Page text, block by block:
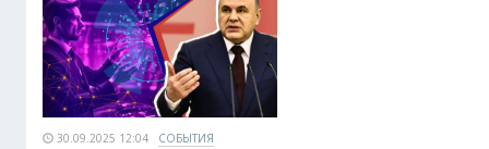
30.09.2025 12:04 СОБЫТИЯ